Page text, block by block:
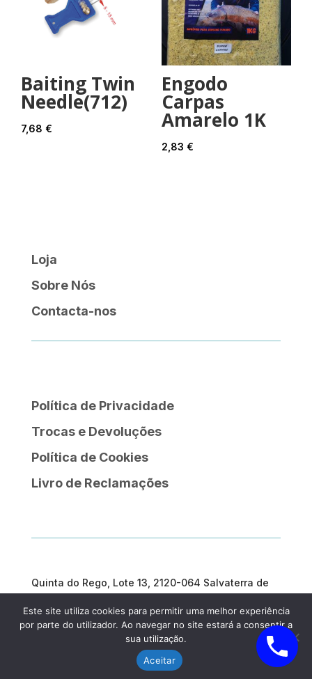
Baiting Twin
Needle(712)
7,68 €
Engodo
Carpas
Amarelo 1K
2,83 €
Loja
Sobre Nós
Contacta-nos
Política de Privacidade
Trocas e Devoluções
Política de Cookies
Livro de Reclamações
Quinta do Rego, Lote 13, 2120-064 Salvaterra de
geral@prosargosteam.com
Prosargos, 2025| Criado porDiogo Couto
Este site utiliza cookies para permitir uma melhor experiência
por parte do utilizador. Ao navegar no site estará a consentir a
sua utilização.
Aceitar